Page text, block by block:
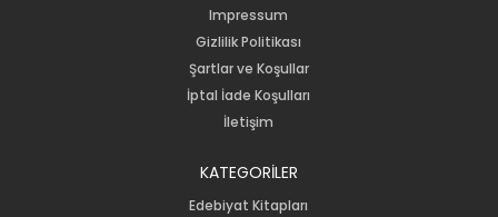
Impressum
Gizlilik Politikası
Şartlar ve Koşullar
İptal İade Koşulları
İletişim
KATEGORİLER
Edebiyat Kitapları